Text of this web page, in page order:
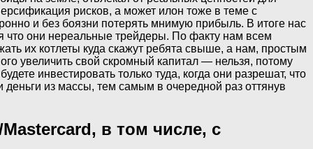
рисков, а может илон тоже в теме с
и без боязни потерять мнимую прибыль. В итоге нас
что они нереальные трейдеры. По факту нам всем
их котлеты куда скажут ребята свыше, а нам, простым
увеличить свой скромный капитал — нельзя, потому
инвестировать только туда, когда они разрешат, что
из массы, тем самым в очередной раз оттянув
в том числе, с